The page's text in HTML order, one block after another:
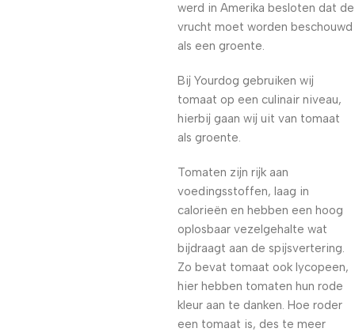
werd in Amerika besloten dat de
vrucht moet worden beschouwd
als een groente.
Bij Yourdog gebruiken wij
tomaat op een culinair niveau,
hierbij gaan wij uit van tomaat
als groente.
Tomaten zijn rijk aan
voedingsstoffen, laag in
calorieën en hebben een hoog
oplosbaar vezelgehalte wat
bijdraagt aan de spijsvertering.
Zo bevat tomaat ook lycopeen,
hier hebben tomaten hun rode
kleur aan te danken. Hoe roder
een tomaat is, des te meer